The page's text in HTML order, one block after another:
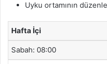
Uyku ortamının
Hafta İçi
Sabah: 08:00